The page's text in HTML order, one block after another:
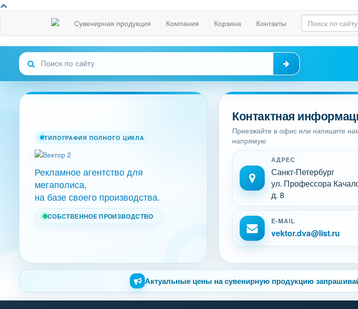
Сувенирная продукция Компания Корзина Контакты
ТИПОГРАФИЯ ПОЛНОГО ЦИКЛА
Рекламное агентство для
мегаполиса,
на базе своего производства.
СОБСТВЕННОЕ ПРОИЗВОДСТВО
Контактная
Приезжайте в офис или напишите
напрямую
АДРЕС
Санкт-Петербург
ул. Профессора
д. 8
E-MAIL
vektor.dva@list.ru
Актуальные цены на сувенирную продукцию